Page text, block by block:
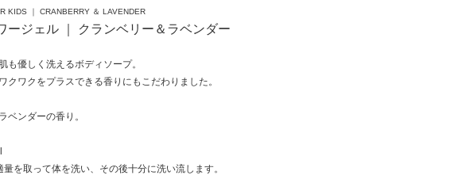
KIDS ｜ CRANBERRY ＆ LAVENDER
ージェル ｜ クランベリー＆ラベンダー
も優しく洗えるボディソープ。
クワクをプラスできる香りにもこだわりました。
ベンダーの香り。
を取って体を洗い、その後十分に洗い流します。